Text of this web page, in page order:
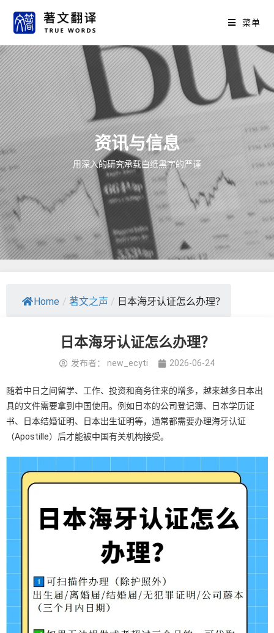
菜单
资讯与信息
用深入的研究承载白纸黑字的严谨
Home / 著文之声 / 日本海牙认证怎么办理？
日本海牙认证怎么办理？
发布者： new_ecyti 2026-06-24
随着中日之间留学、工作、投资和商务往来的增多，越来越多日本出
具的文件需要拿到中国使用。例如日本的公司登记簿、日本学历证
书、日本结婚证明、日本出生证明等，通常都需要办理海牙认证
（Apostille）后才能被中国有关机构接受。